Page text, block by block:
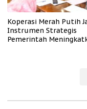
Koperasi Merah Putih
Instrumen Strategis
Pemerintah